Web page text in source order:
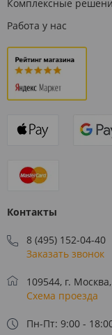
Комплексные
Работа у нас
Контакты
8 (495) 152-04-40
Заказать звонок
109544, г.
Схема проезда
Пн-Пт: 9:00 -